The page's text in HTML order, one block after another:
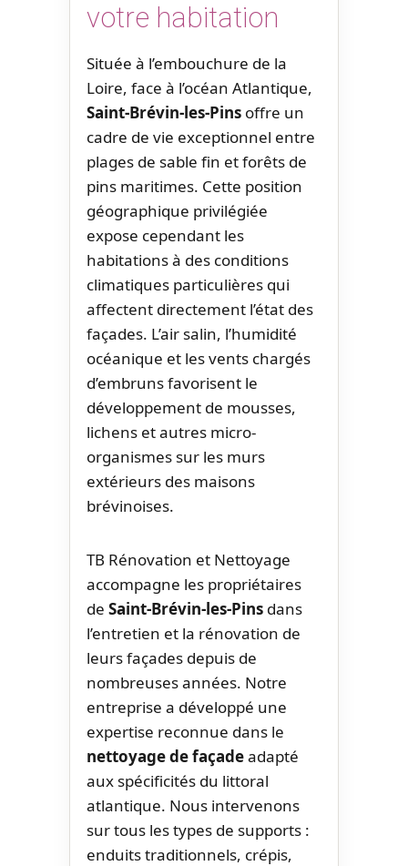
votre habitation
Située à l’embouchure de la
Loire, face à l’océan Atlantique,
Saint-Brévin-les-Pins offre un
cadre de vie exceptionnel entre
plages de sable fin et forêts de
pins maritimes. Cette position
géographique privilégiée
expose cependant les
habitations à des conditions
climatiques particulières qui
affectent directement l’état des
façades. L’air salin, l’humidité
océanique et les vents chargés
d’embruns favorisent le
développement de mousses,
lichens et autres micro-
organismes sur les murs
extérieurs des maisons
brévinoises.
TB Rénovation et Nettoyage
accompagne les propriétaires
de Saint-Brévin-les-Pins dans
l’entretien et la rénovation de
leurs façades depuis de
nombreuses années. Notre
entreprise a développé une
expertise reconnue dans le
nettoyage de façadeadapté
aux spécificités du littoral
atlantique. Nous intervenons
sur tous les types de supports :
enduits traditionnels, crépis,